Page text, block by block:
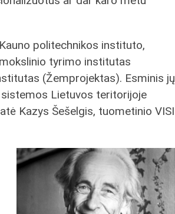
politechnikos instituto,
tyrimo institutas
(Žemprojektas). Esminis jų
Lietuvos teritorijoje
Kazys Šešelgis, tuometinio VISI